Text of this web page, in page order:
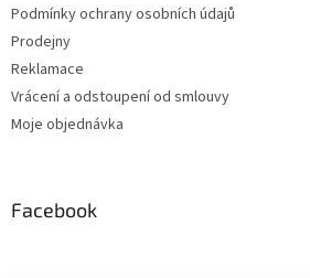
Podmínky ochrany osobních údajů
Prodejny
Reklamace
Vrácení a odstoupení od smlouvy
Moje objednávka
Facebook